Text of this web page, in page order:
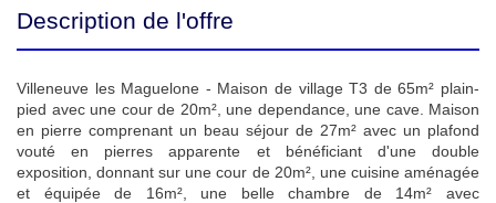
Description de l'offre
Villeneuve les Maguelone - Maison de village T3 de 65m² plain-
pied avec une cour de 20m², une dependance, une cave. Maison
en pierre comprenant un beau séjour de 27m² avec un plafond
vouté en pierres apparente et bénéficiant d'une double
exposition, donnant sur une cour de 20m², une cuisine aménagée
et équipée de 16m², une belle chambre de 14m² avec